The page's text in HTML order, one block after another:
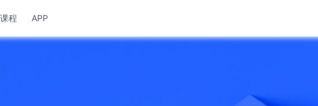
课程 APP